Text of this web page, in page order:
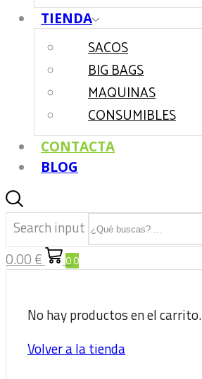
TIENDA
SACOS
BIG BAGS
MAQUINAS
CONSUMIBLES
CONTACTA
BLOG
Search input
0.00 € 00
No hay productos en el carrito.
Volver a la tienda